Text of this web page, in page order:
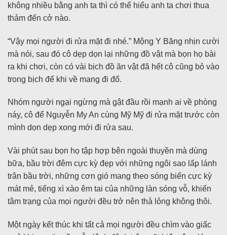
không nhiều bằng anh ta thì có thể hiểu anh ta chơi thua
thảm đến cở nào.
“Vậy mọi người đi rửa mặt đi nhé.” Mộng Y Băng nhịn cười
mà nói, sau đó cô dẹp dọn lại những đồ vật mà bọn họ bài
ra khi chơi, còn có vài bịch đồ ăn vật đã hết cô cũng bỏ vào
trong bịch để khi về mang đi đổ.
Nhóm người ngại ngừng mà gật đầu rồi mạnh ai về phòng
náy, cô để Nguyễn My An cùng Mỹ Mỹ đi rửa mặt trước còn
mình dọn dẹp xong mới đi rửa sau.
Vài phút sau bọn họ tập hợp bên ngoài thuyền mà dùng
bữa, bầu trời đêm cực kỳ đẹp với những ngôi sao lấp lánh
trân bầu trời, những cơn gió mang theo sóng biển cực kỳ
mát mẻ, tiếng xì xào êm tai của những làn sóng vỗ, khiến
tâm trạng của mọi người đều trở nên thả lỏng không thôi.
Một ngày kết thúc khi tất cả mọi người đều chìm vào giấc